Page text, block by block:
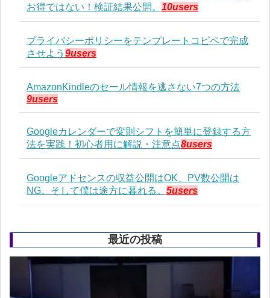
お得ではない！検証結果公開。 10users
プライバシーポリシーをテンプレートコピペで完成
させよう 9users
AmazonKindleのセール情報を逃さない7つの方法
9users
Googleカレンダーで変則シフトを簡単に登録する方
法を実践！初心者用に解説・注意点8users
Googleアドセンスの収益公開はOK、PV数公開は
NG。そして僕は途方に暮れる。 5users
最近の投稿